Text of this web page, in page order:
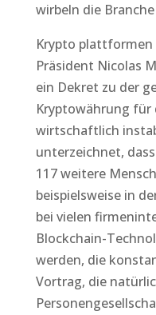
wirbeln die
Krypto plattformen
Präsident Nicolas
ein Dekret zu der
Kryptowährung für
wirtschaftlich
unterzeichnet,
117 weitere
beispielsweise in
bei vielen
Blockchain-
werden, die
Vortrag, die